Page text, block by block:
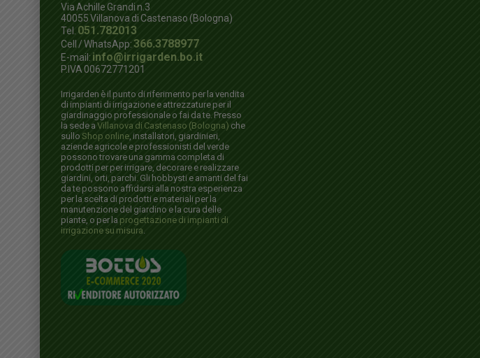
Via Achille Grandi n.3
40055Villanova di Castenaso (Bologna)
Tel. 051.782013
Cell / WhatsApp:366.3788977
E-mail: info@irrigarden.bo.it
P.IVA 00672771201
Irrigarden è il punto di riferimento per la vendita
di impianti di irrigazione e attrezzature per il
giardinaggio professionale o fai da te. Presso
la sede a Villanova di Castenaso (Bologna) che
sullo Shop online , installatori, giardinieri,
aziende agricole e professionisti del verde
possono trovare una gamma completa di
prodotti per per irrigare, decorare e realizzare
giardini, orti, parchi. Gli hobbysti e amanti del fai
da te possono affidarsi alla nostra esperienza
per la scelta di prodotti e materiali per la
manutenzione del giardino e la cura delle
piante, o per la progettazione di impianti di
irrigazione su misura